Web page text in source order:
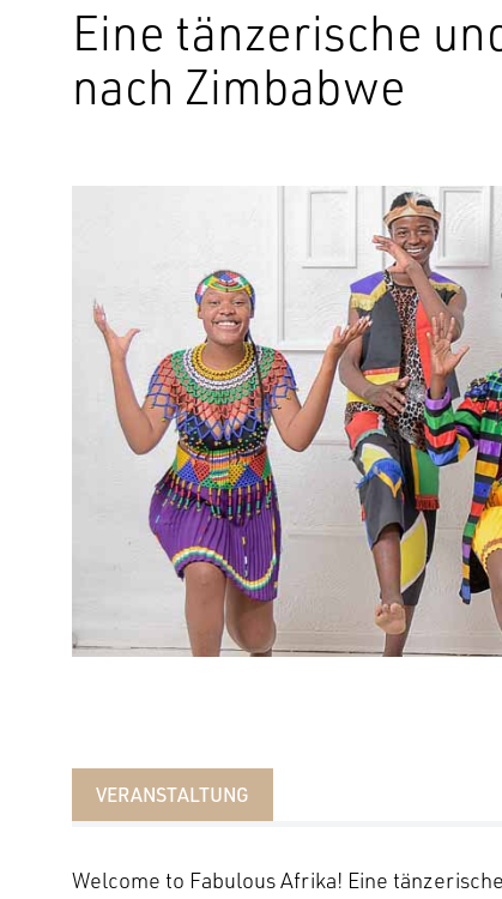
Eine tänzerische
nach Zimbabwe
VERANSTALTUNG
Welcome to Fabulous Afrika! Eine